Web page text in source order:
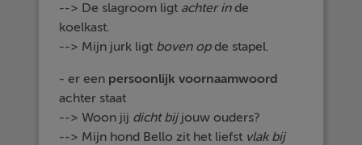
--> De slagroom ligt achter inde
koelkast.
--> Mijn jurk ligt boven opde stapel.
- er een persoonlijk voornaamwoord
achter staat
--> Woon jij dicht bijjouw ouders?
--> Mijn hond Bello zit het liefst vlak bij